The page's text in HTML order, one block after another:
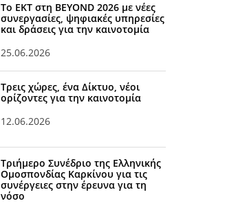
Το ΕΚΤ στη BEYOND 2026 με νέες
συνεργασίες, ψηφιακές υπηρεσίες
και δράσεις για την καινοτομία
25.06.2026
Τρεις χώρες, ένα Δίκτυο, νέοι
ορίζοντες για την καινοτομία
12.06.2026
Τριήμερο Συνέδριο της Ελληνικής
Ομοσπονδίας Καρκίνου για τις
συνέργειες στην έρευνα για τη
νόσο